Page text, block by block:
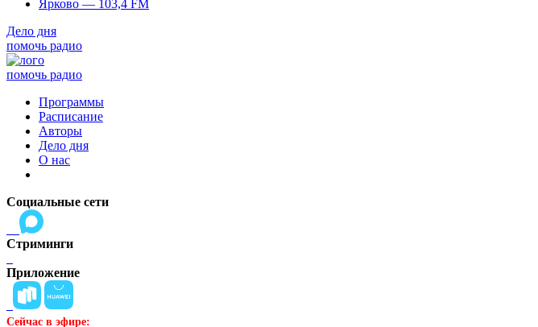
Ярково — 103,4 FM
Дело дня
помочь радио
помочь радио
Программы
Расписание
Авторы
Дело дня
О нас
Социальные сети
Стриминги
Приложение
Сейчас в эфире: